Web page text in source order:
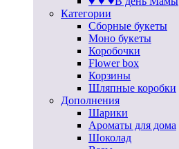
Категории
Сборные букеты
Моно букеты
Коробочки
Flower box
Корзины
Шляпные коробки
Дополнения
Шарики
Ароматы для дома
Шоколад